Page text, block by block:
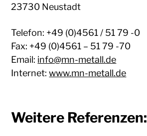
23730 Neustadt
Telefon: +49 (0)4561 / 51 79 -0
Fax: +49 (0)4561 – 51 79 -70
Email: info@mn-metall.de
Internet:www.mn-metall.de
Weitere Referenzen: